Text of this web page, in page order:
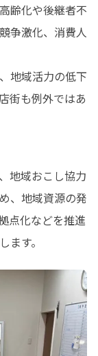
齢化や後継者不
争激化、消費人
地域活力の低下
街も例外ではあ
地域おこし協力
、地域資源の発
点化などを推進
ます。